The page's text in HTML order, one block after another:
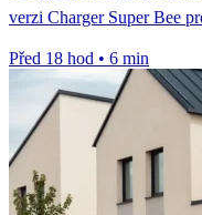
verzi Charger Super Bee
Před 18 hod • 6 min